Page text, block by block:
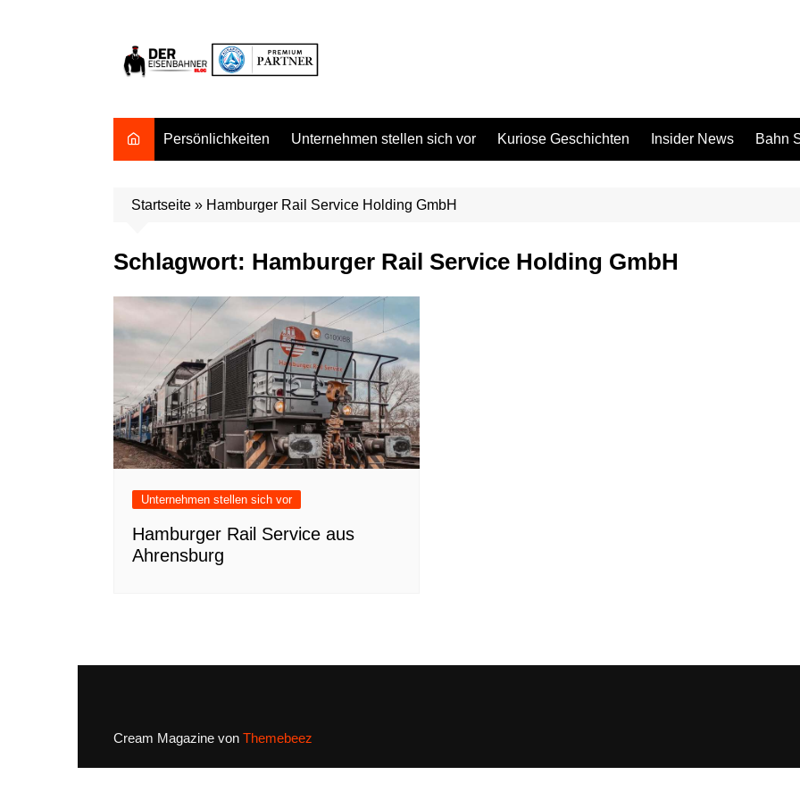
Persönlichkeiten Unternehmen stellen sich vor Kuriose Geschichten Insider News Bahn
Startseite » Hamburger Rail Service Holding GmbH
Schlagwort: Hamburger Rail Service Holding GmbH
Unternehmen stellen sich vor
Hamburger Rail Service aus
Ahrensburg
Cream Magazine von Themebeez